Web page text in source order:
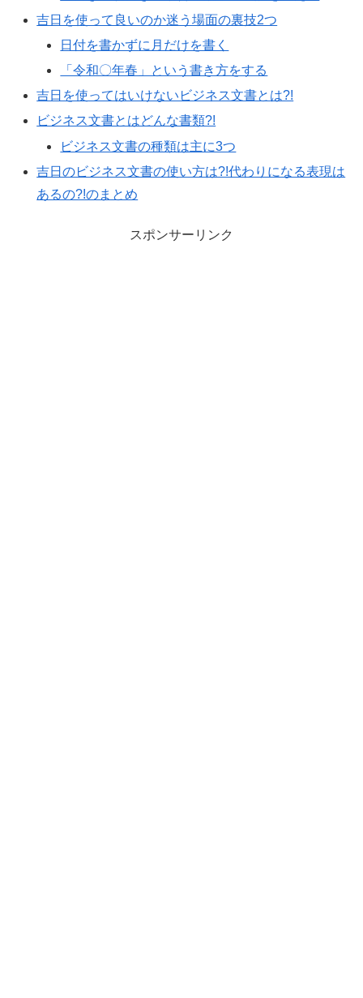
吉日を使って良いのか迷う場面の裏技2つ
日付を書かずに月だけを書く
「令和〇年春」という書き方をする
吉日を使ってはいけないビジネス文書とは?!
ビジネス文書とはどんな書類?!
ビジネス文書の種類は主に3つ
吉日のビジネス文書の使い方は?!代わりになる表現は
あるの?!のまとめ
スポンサーリンク